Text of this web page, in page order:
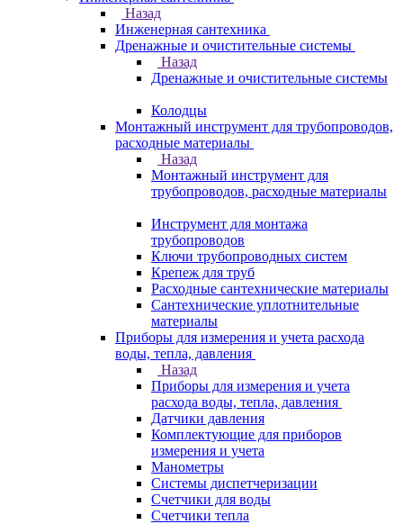
Назад
Инженерная сантехника
Дренажные и очистительные системы
Назад
Дренажные и очистительные системы
Колодцы
Монтажный инструмент для трубопроводов,
расходные материалы
Назад
Монтажный инструмент для
трубопроводов, расходные материалы
Инструмент для монтажа
трубопроводов
Ключи трубопроводных систем
Крепеж для труб
Расходные сантехнические материалы
Сантехнические уплотнительные
материалы
Приборы для измерения и учета расхода
воды, тепла, давления
Назад
Приборы для измерения и учета
расхода воды, тепла, давления
Датчики давления
Комплектующие для приборов
измерения и учета
Манометры
Системы диспетчеризации
Счетчики для воды
Счетчики тепла